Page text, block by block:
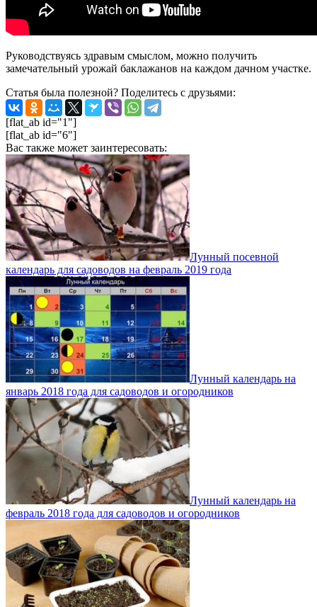
Руководствуясь здравым смыслом, можно получить
замечательный урожай баклажанов на каждом дачном участке.
Статья была полезной? Поделитесь с друзьями:
[flat_ab id="1"]
[flat_ab id="6"]
Вас также может заинтересовать:
Лунный посевной
календарь для садоводов на февраль 2019 года
Лунный календарь на
январь 2018 года для садоводов и огородников
Лунный календарь на
февраль 2018 года для садоводов и огородников